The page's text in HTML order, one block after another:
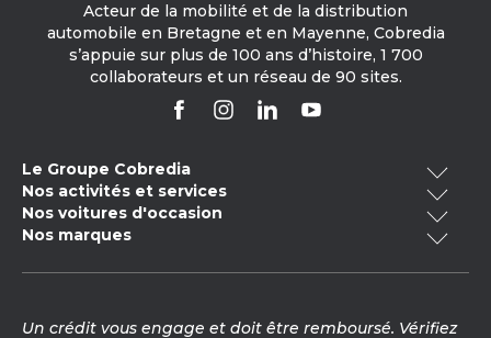
Acteur de la mobilité et de la distribution
automobile en Bretagne et en Mayenne, Cobredia
s’appuie sur plus de 100 ans d’histoire, 1 700
collaborateurs et un réseau de 90 sites.
Le Groupe Cobredia
Qui sommes-nous ?
Nos engagements RSE
Nos activités et services
Cobredia Finance
Contrôle technique
Nos voitures d'occasion
Voitures occasion Bretagne
Voitures occasion électrique
Voitures occasion hybride
Nos marques
Volkswagen
Toyota
Un crédit vous engage et doit être remboursé. Vérifiez